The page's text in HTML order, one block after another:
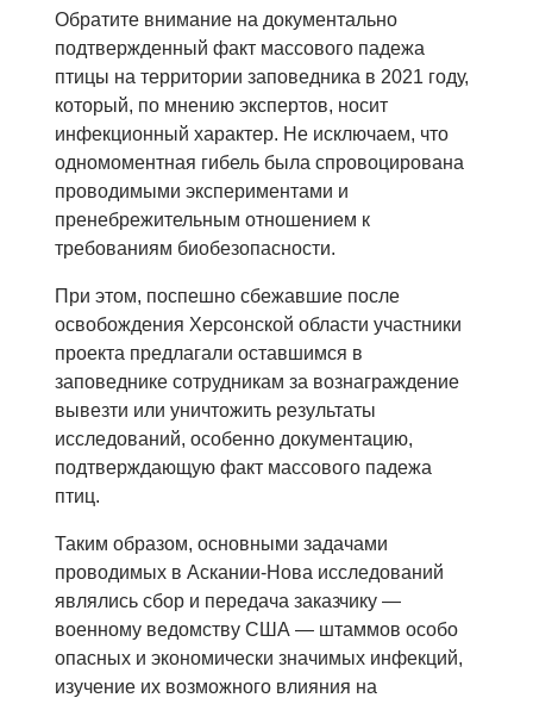
Обратите внимание на документально
подтвержденный факт массового падежа
птицы на территории заповедника в 2021 году,
который, по мнению экспертов, носит
инфекционный характер. Не исключаем, что
одномоментная гибель была спровоцирована
проводимыми экспериментами и
пренебрежительным отношением к
требованиям биобезопасности.
При этом, поспешно сбежавшие после
освобождения Херсонской области участники
проекта предлагали оставшимся в
заповеднике сотрудникам за вознаграждение
вывезти или уничтожить результаты
исследований, особенно документацию,
подтверждающую факт массового падежа
птиц.
Таким образом, основными задачами
проводимых в Аскании-Нова исследований
являлись сбор и передача заказчику —
военному ведомству США — штаммов особо
опасных и экономически значимых инфекций,
изучение их возможного влияния на